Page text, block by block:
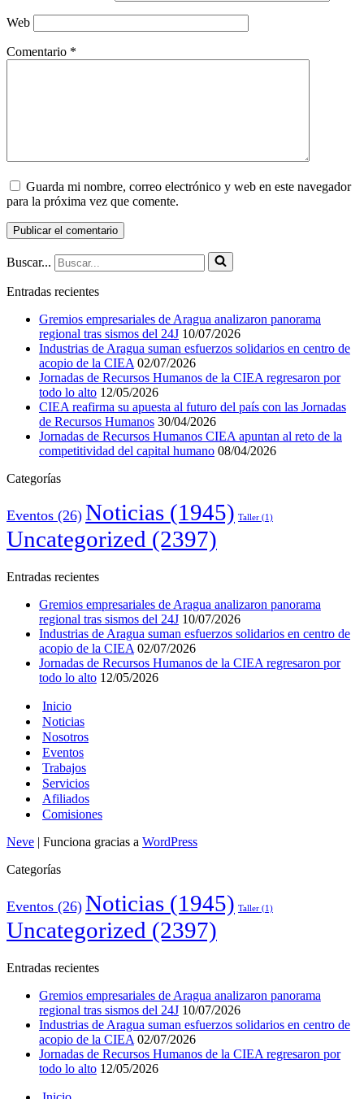
Web
Comentario *
Guarda mi nombre, correo electrónico y web en este navegador
para la próxima vez que comente.
Buscar...
Entradas recientes
Gremios empresariales de Aragua analizaron panorama
regional tras sismos del 24J 10/07/2026
Industrias de Aragua suman esfuerzos solidarios en centro de
acopio de la CIEA 02/07/2026
Jornadas de Recursos Humanos de la CIEA regresaron por
todo lo alto 12/05/2026
CIEA reafirma su apuesta al futuro del país con las Jornadas
de Recursos Humanos 30/04/2026
Jornadas de Recursos Humanos CIEA apuntan al reto de la
competitividad del capital humano 08/04/2026
Categorías
Eventos (26) Noticias (1945) Taller (1)
Uncategorized (2397)
Entradas recientes
Gremios empresariales de Aragua analizaron panorama
regional tras sismos del 24J 10/07/2026
Industrias de Aragua suman esfuerzos solidarios en centro de
acopio de la CIEA 02/07/2026
Jornadas de Recursos Humanos de la CIEA regresaron por
todo lo alto 12/05/2026
Inicio
Noticias
Nosotros
Eventos
Trabajos
Servicios
Afiliados
Comisiones
Neve | Funciona gracias a WordPress
Categorías
Eventos (26) Noticias (1945) Taller (1)
Uncategorized (2397)
Entradas recientes
Gremios empresariales de Aragua analizaron panorama
regional tras sismos del 24J 10/07/2026
Industrias de Aragua suman esfuerzos solidarios en centro de
acopio de la CIEA 02/07/2026
Jornadas de Recursos Humanos de la CIEA regresaron por
todo lo alto 12/05/2026